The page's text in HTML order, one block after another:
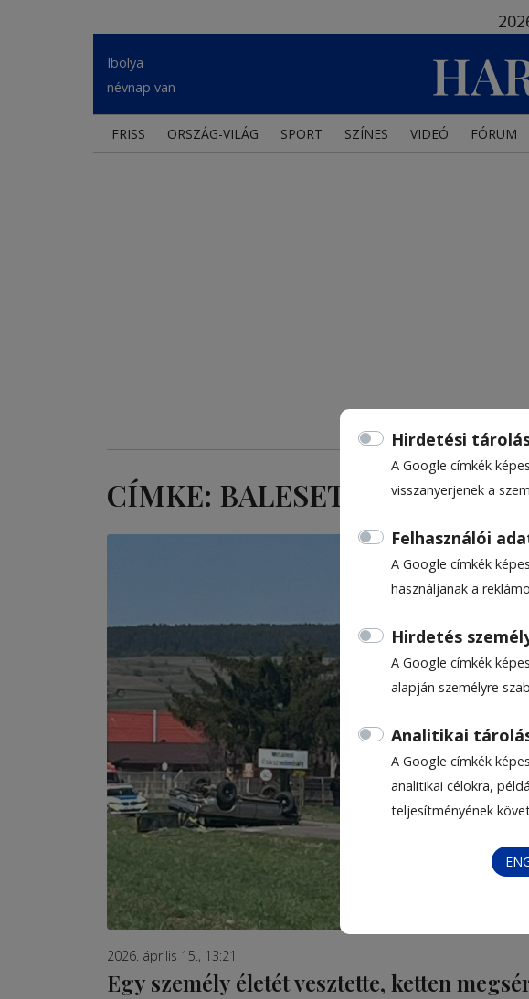
Hirdetési
A Google címkék
visszanyerjenek a
Felhasználói
A Google címkék
használjanak a
Hirdetés
A Google címkék
alapján személyre
Analitikai
A Google címkék
analitikai célokra,
teljesítményének
Ibolya
névnap van
FRISS ORSZÁG-VILÁG SPORT SZÍNES VIDEÓ FÓRUM
CÍMKE: BALESET
2026. április 15., 13:21
Egy személy életét vesztette, ketten